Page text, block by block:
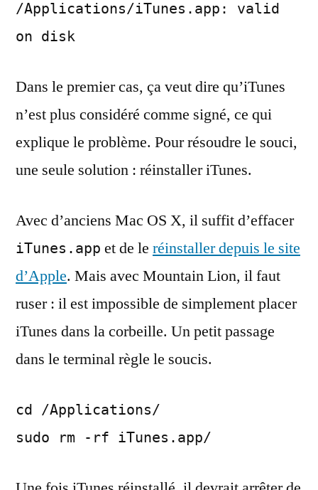
/Applications/iTunes.app: valid
on disk
Dans le premier cas, ça veut dire qu’iTunes
n’est plus considéré comme signé, ce qui
explique le problème. Pour résoudre le souci,
une seule solution : réinstaller iTunes.
Avec d’anciens Mac OS X, il suffit d’effacer
iTunes.app et de le réinstaller depuis le site
d’Apple. Mais avec Mountain Lion, il faut
ruser : il est impossible de simplement placer
iTunes dans la corbeille. Un petit passage
dans le terminal règle le soucis.
cd /Applications/
sudo rm -rf iTunes.app/